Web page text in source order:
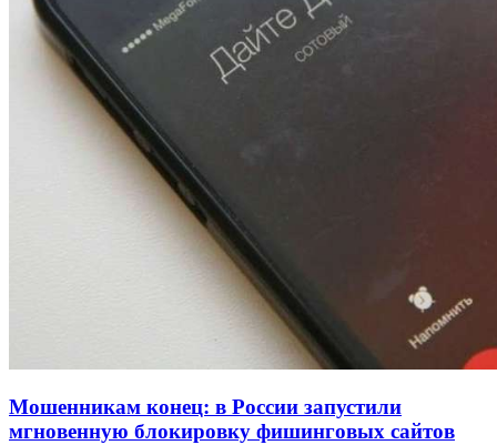
18:39
В Красноармейском районе Волгограда стартует
конкурс на ремонт моста через Волго‑Донской
судоходный канал
Фестиваль #ТриЧетыре в Волгограде пройдёт
11–13 сентября в рамках Года единства народов
Мошенникам конец: в России запустили
мгновенную блокировку фишинговых сайтов